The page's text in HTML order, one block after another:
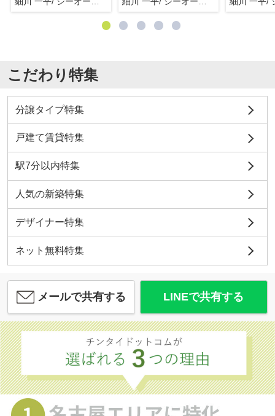
こだわり特集
分譲タイプ特集
戸建て賃貸特集
駅7分以内特集
人気の新築特集
デザイナー特集
ネット無料特集
メールで共有する LINEで共有する